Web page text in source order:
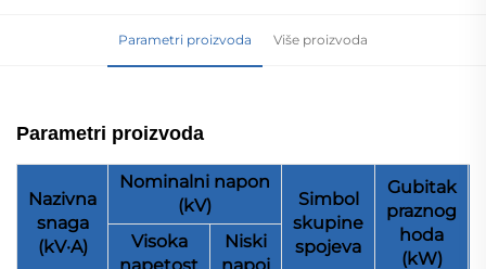
Parametri proizvoda Više proizvoda
Parametri proizvoda
Nazivna
snaga
(kV·A)
Nominalni napon
(kV)
Simbol
skupine
spojeva
Gubitak
praznog
hoda
(kW)
Visoka
napetost
Niski
napoj